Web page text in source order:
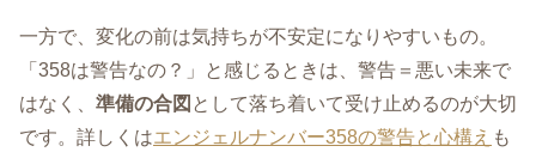
一方で、変化の前は気持ちが不安定になりやすいもの。
「358は警告なの？」と感じるときは、警告＝悪い未来で
はなく、 準備の合図 として落ち着いて受け止めるのが大切
です。詳しくはエンジェルナンバー358の警告と心構え も